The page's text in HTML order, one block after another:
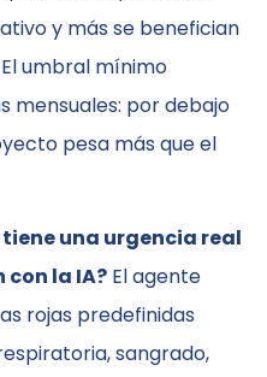
y más se benefician
umbral mínimo
mensuales: por debajo
pesa más que el
una urgencia real
la IA? El agente
rojas predefinidas
sangrado,